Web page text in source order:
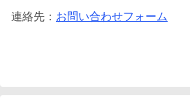
連絡先： お問い合わせフォーム